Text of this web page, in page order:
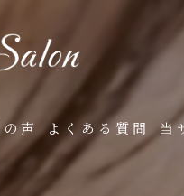
声 よくある質問 当